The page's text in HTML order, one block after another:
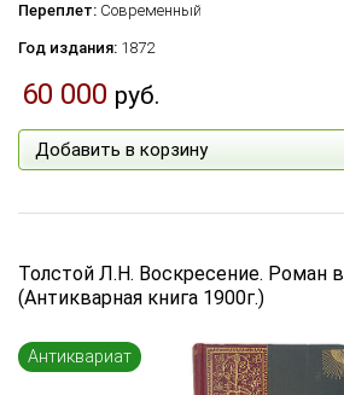
Переплет: Современный
Год издания: 1872
60 000 руб.
Добавить в корзину
Толстой Л.Н. Воскресение. Роман в
(Антикварная книга 1900г.)
Антиквариат